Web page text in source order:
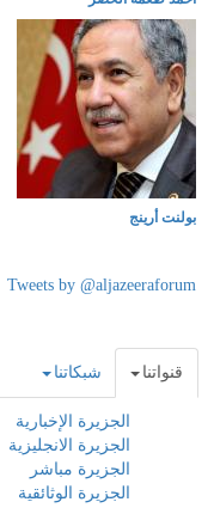
بولنت أرينج
Tweets by @aljazeeraforum
قنواتنا شبكاتنا
الجزيرة الإخبارية
الجزيرة الانجليزية
الجزيرة مباشر
الجزيرة الوثائقية